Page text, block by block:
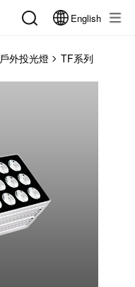
English
戶外投光燈 TF系列